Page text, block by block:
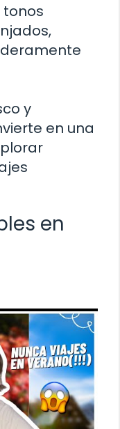
tonos
y
en una
en